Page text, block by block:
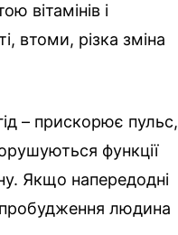
вітамінів і
втоми, різка зміна
– прискорює пульс,
функції
Якщо напередодні
пробудження людина